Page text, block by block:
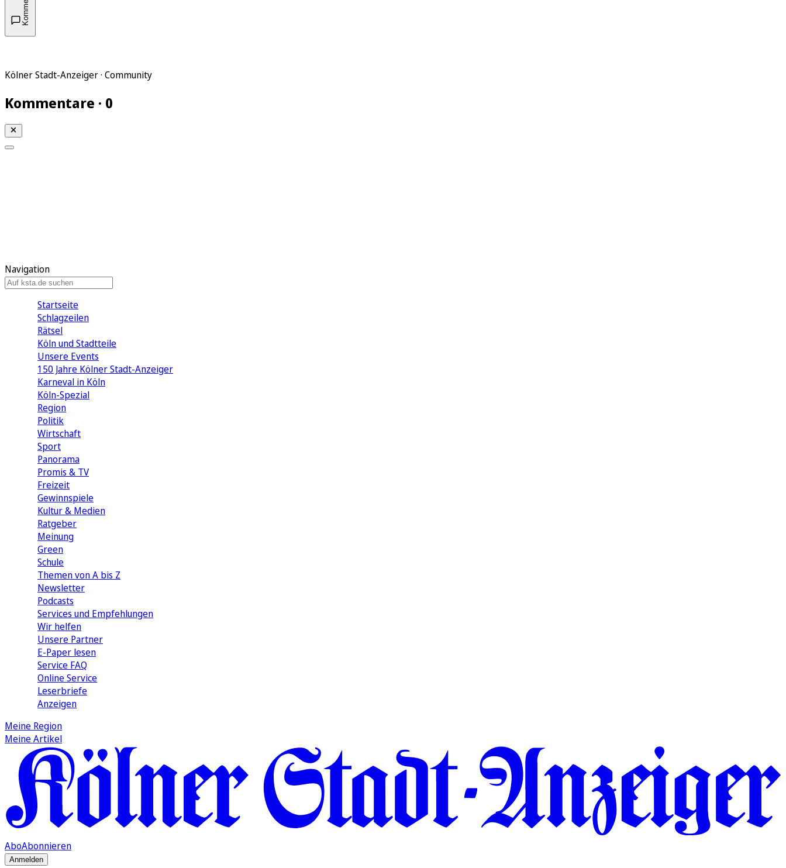
Kölner Stadt-Anzeiger · Community
Kommentare · 0
Navigation
Startseite
Schlagzeilen
Rätsel
Köln und Stadtteile
Unsere Events
150 Jahre Kölner Stadt-Anzeiger
Karneval in Köln
Köln-Spezial
Region
Politik
Wirtschaft
Sport
Panorama
Promis & TV
Freizeit
Gewinnspiele
Kultur & Medien
Ratgeber
Meinung
Green
Schule
Themen von A bis Z
Newsletter
Podcasts
Services und Empfehlungen
Wir helfen
Unsere Partner
E-Paper lesen
Service FAQ
Online Service
Leserbriefe
Anzeigen
Meine Region
Meine Artikel
AboAbonnieren
Anmelden